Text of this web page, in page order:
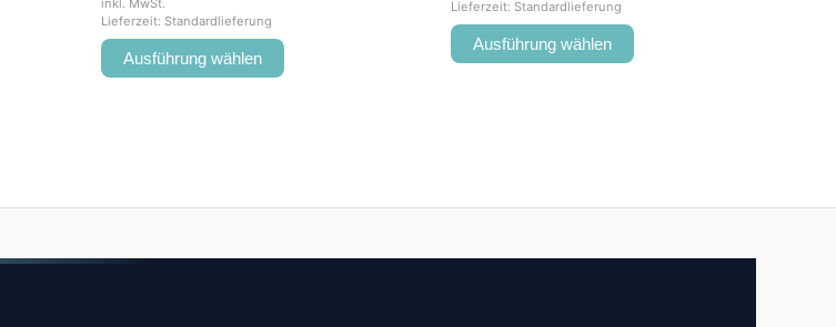
inkl. MwSt.
Lieferzeit: Standardlieferung
Ausführung wählen
Lieferzeit: Standardlieferung
Ausführung wählen